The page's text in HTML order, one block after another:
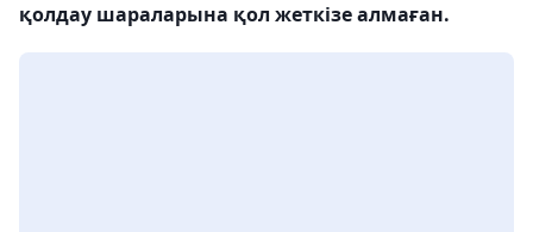
қолдау шараларына қол жеткізе алмаған.